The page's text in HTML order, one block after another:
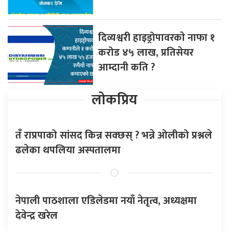
दिव्यश्वरी हाइड्रोपावरकाे नाफा १
करोड ४५ लाख, प्रतिसेयर
आम्दानी कति ?
लोकप्रिय
तँ राप्रपाको सांसद किन्न सक्छस् ? भन्ने ओलीको प्रश्नले
ढलेका थपलिया अस्पतालमा
नेपाली पाठशाला एडिलेडमा नयाँ नेतृत्व, अध्यक्षमा
देवेन्द्र खरेल